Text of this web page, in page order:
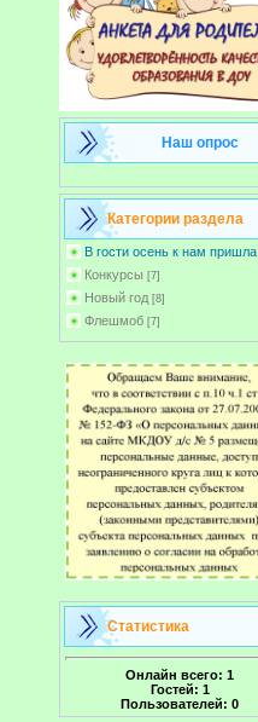
Наш опрос
Категории раздела
В гости осень к нам пришла
Конкурсы [7]
Новый год [8]
Флешмоб [7]
Статистика
Онлайн всего: 1
Гостей: 1
Пользователей: 0